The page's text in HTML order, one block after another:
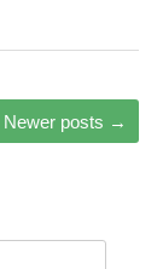
Newer posts →